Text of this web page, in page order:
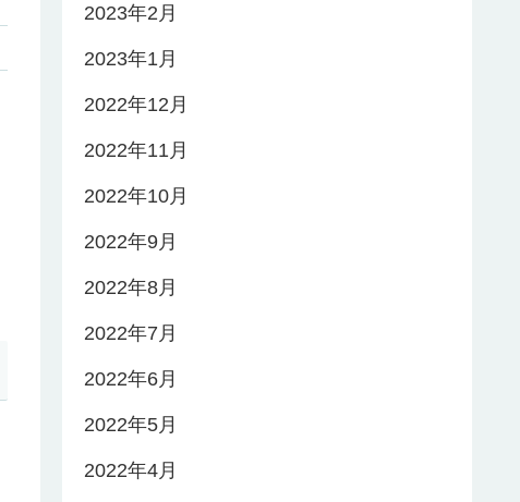
2023年2月
2023年1月
2022年12月
2022年11月
2022年10月
2022年9月
2022年8月
2022年7月
2022年6月
2022年5月
2022年4月